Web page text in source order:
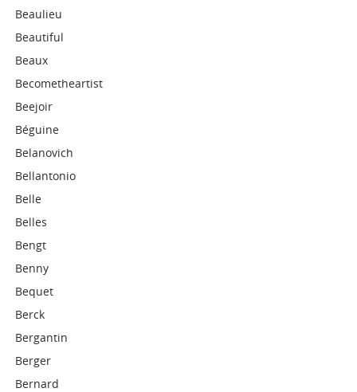
Beaulieu
Beautiful
Beaux
Becometheartist
Beejoir
Béguine
Belanovich
Bellantonio
Belle
Belles
Bengt
Benny
Bequet
Berck
Bergantin
Berger
Bernard